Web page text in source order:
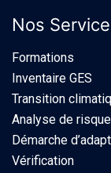
Nos
Formations
Inventaire GES
Transition
Analyse de
Démarche
Vérification